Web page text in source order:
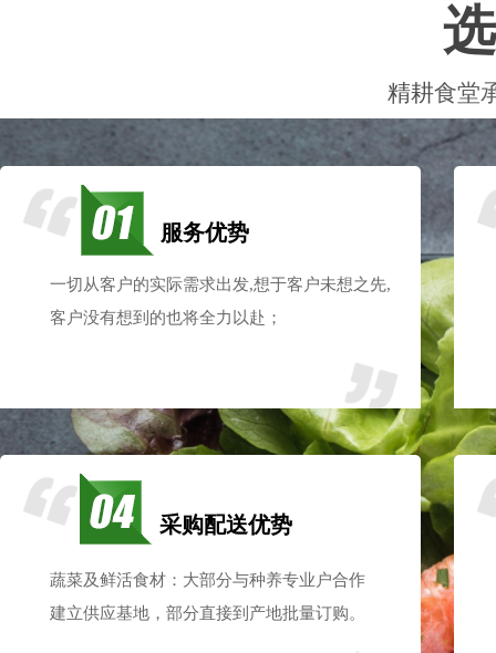
精耕食堂
服务优势
一切从客户的实际需求出发,想于客户未想之先,
客户没有想到的也将全力以赴；
蔬菜及鲜活食材：大部分与种养专业户合作
建立供应基地，部分直接到产地批量订购。
采购配送优势